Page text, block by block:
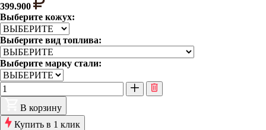
399.900
Выберите кожух:
Выберите вид топлива:
Выберите марку стали:
В корзину
Купить в 1 клик